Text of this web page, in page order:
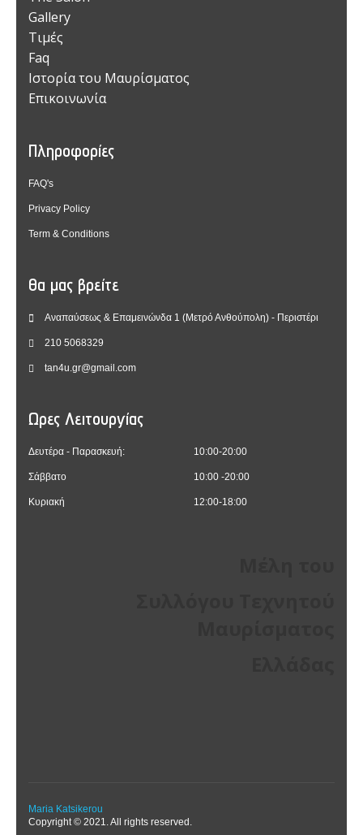
Gallery
Τιμές
Faq
Ιστορία του Μαυρίσματος
Επικοινωνία
Πληροφορίες
FAQ's
Privacy Policy
Term & Conditions
Θα μας βρείτε
Αναπαύσεως & Επαμεινώνδα 1 (Μετρό Ανθούπολη) - Περιστέρι
210 5068329
tan4u.gr@gmail.com
Ωρες Λειτουργίας
Δευτέρα - Παρασκευή:
Σάββατο
Κυριακή
10:00-20:00
10:00 -20:00
12:00-18:00
Maria Katsikerou
Copyright © 2021. All rights reserved.